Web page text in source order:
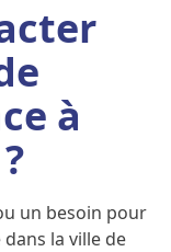
à
un besoin pour
la ville de